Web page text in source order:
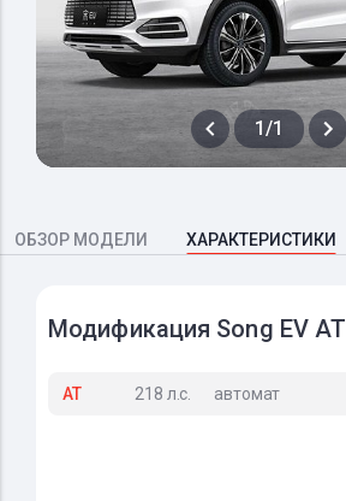
1/1
ОБЗОР МОДЕЛИ ХАРАКТЕРИСТИКИ
Модификация Song EV AT
AT 218 л.с. автомат